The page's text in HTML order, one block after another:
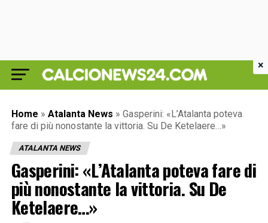
Home » Atalanta News » Gasperini: «L’Atalanta poteva
fare di più nonostante la vittoria. Su De Ketelaere…»
ATALANTA NEWS
Gasperini: «L’Atalanta poteva fare di
più nonostante la vittoria. Su De
Ketelaere…»
×